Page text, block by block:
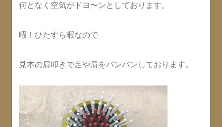
何となく空気がドヨ〜ンとしております。
暇！ひたすら暇なので
見本の肩叩きで足や肩をバンバンしております。